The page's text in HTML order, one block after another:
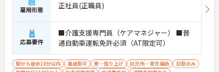
雇用形態 正社員(正職員)
応募要件
■介護支援専門員（ケアマネジャー） ■普
通自動車運転免許必須（AT限定可）
駅から徒歩10分以内 車通勤可 寮・借り上げ 託児所・育児補助
日勤のみ